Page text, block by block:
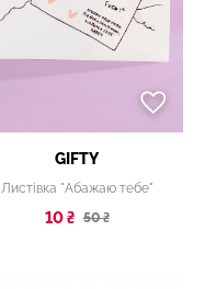
GIFTY
Листівка "Абажаю тебе"
10 ₴ 50 ₴